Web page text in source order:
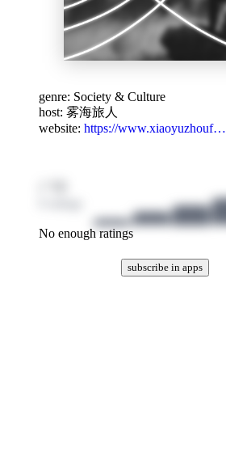
genre: Society & Culture
host: 雾海旅人
website: https://www.xiaoyuzhouf…
No enough ratings
subscribe in apps